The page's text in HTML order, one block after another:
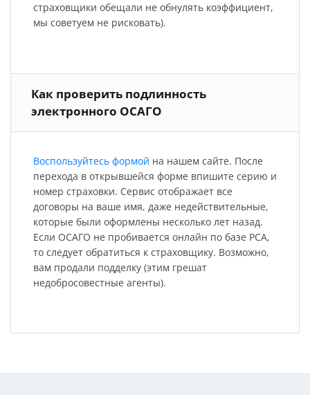
страховщики обещали не обнулять коэффициент,
мы советуем не рисковать).
Как проверить подлинность
электронного ОСАГО
Воспользуйтесь формой на нашем сайте. После
перехода в открывшейся форме впишите серию и
номер страховки. Сервис отображает все
договоры на ваше имя, даже недействительные,
которые были оформлены несколько лет назад.
Если ОСАГО не пробивается онлайн по базе РСА,
то следует обратиться к страховщику. Возможно,
вам продали подделку (этим грешат
недобросовестные агенты).